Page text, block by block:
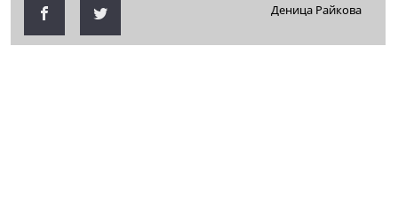
Деница Райкова